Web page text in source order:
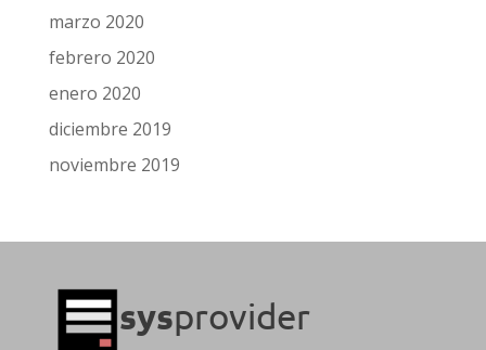
marzo 2020
febrero 2020
enero 2020
diciembre 2019
noviembre 2019